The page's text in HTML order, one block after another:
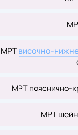
МРТвисочно-
МРТ пояснично-
МРТ